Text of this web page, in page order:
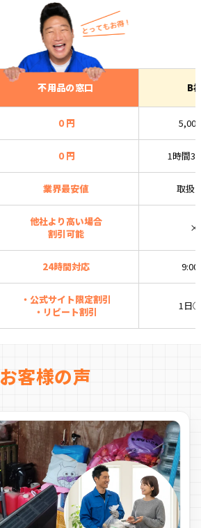
不用品の窓口 B
０円
０円 1時間
業界最安値 取扱
他社より高い場合
割引可能
×
24時間対応 9:00
・公式サイト限定割引
・リピート割引
1日
お客様の声